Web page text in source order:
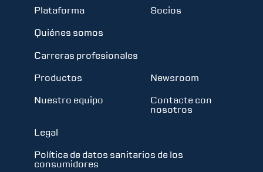
Plataforma
Socios
Quiénes somos
Carreras profesionales
Productos
Newsroom
Nuestro equipo
Contacte con
nosotros
Legal
Política de datos sanitarios de los
consumidores